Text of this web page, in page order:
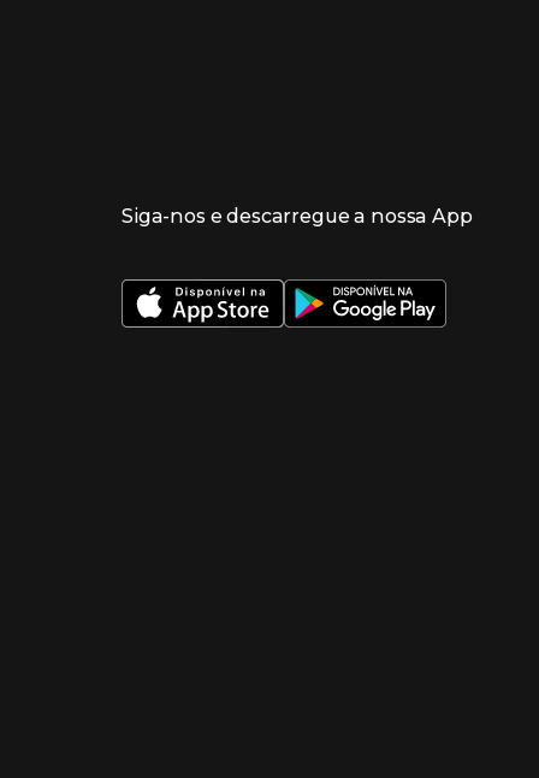
ventana)
ventana)
Siga-nos e descarregue a nossa App